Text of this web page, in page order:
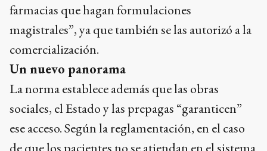
farmacias que hagan formulaciones
magistrales”, ya que también se las autorizó a la
comercialización.
Un nuevo panorama
La norma establece además que las obras
sociales, el Estado y las prepagas “garanticen”
ese acceso. Según la reglamentación, en el caso
de que los pacientes no se atiendan en el sistema